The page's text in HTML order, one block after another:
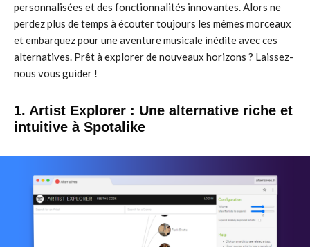
personnalisées et des fonctionnalités innovantes. Alors ne
perdez plus de temps à écouter toujours les mêmes morceaux
et embarquez pour une aventure musicale inédite avec ces
alternatives. Prêt à explorer de nouveaux horizons ? Laissez-
nous vous guider !
1. Artist Explorer : Une alternative riche et
intuitive à Spotalike